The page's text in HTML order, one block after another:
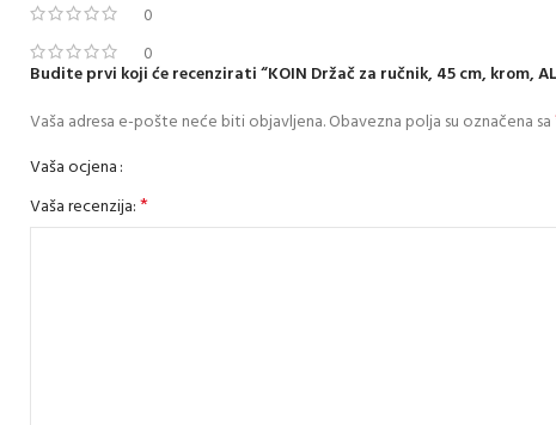
0
0
Budite prvi koji će recenzirati “KOIN Držač za ručnik, 45 cm, krom,
Vaša adresa e-pošte neće biti objavljena.Obavezna polja su označena sa
Vaša ocjena
Vaša recenzija:*